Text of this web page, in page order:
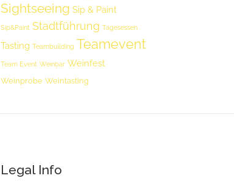
Sightseeing Sip & Paint
Sip&Paint Stadtführung Tagesessen
Tasting Teambuilding Teamevent
Team Event Weinbar Weinfest
Weinprobe Weintasting
Legal Info